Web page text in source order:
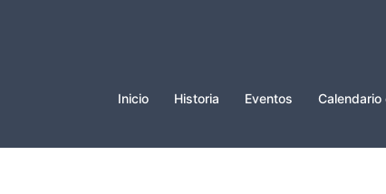
Inicio Historia Eventos